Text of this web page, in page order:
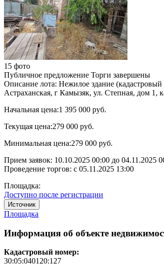
15 фото
Публичное предложение Торги завершены
Описание лота: Нежилое здание
Астраханская, г Камызяк, ул. Степная, дом
Начальная цена:1 395 000 руб.
Текущая цена:279 000 руб.
Минимальная цена:279 000 руб.
Прием заявок: 10.10.2025 00:00 до 04.11.2025
Проведение торгов: с 05.11.2025 13:00
Площадка:
Доступно после регистрации
Источник
Площадка
Информация об объекте
Кадастровый номер:
30:05:040120:127